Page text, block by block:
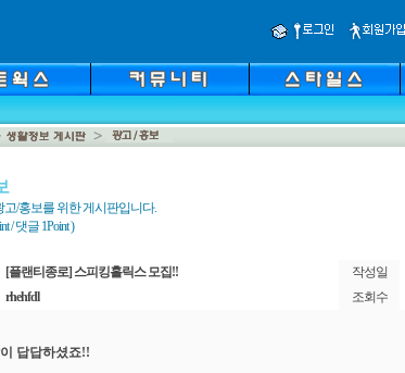
고/홍보를 위한 게시판입니다.
/ 댓글 1Point )
[플랜티종로] 스피킹홀릭스 모집!! 작성일
rhehfdl 조회수
답답하셨죠!!